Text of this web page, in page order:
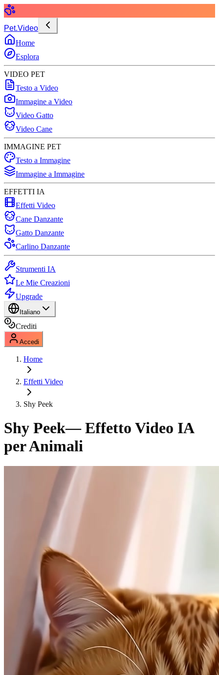
Pet.Video
Home
Esplora
VIDEO PET
Testo a Video
Immagine a Video
Video Gatto
Video Cane
IMMAGINE PET
Testo a Immagine
Immagine a Immagine
EFFETTI IA
Effetti Video
Cane Danzante
Gatto Danzante
Carlino Danzante
Strumenti IA
Le Mie Creazioni
Upgrade
Italiano
Crediti
Accedi
Home
Effetti Video
Shy Peek
Shy Peek— Effetto Video IA
per Animali